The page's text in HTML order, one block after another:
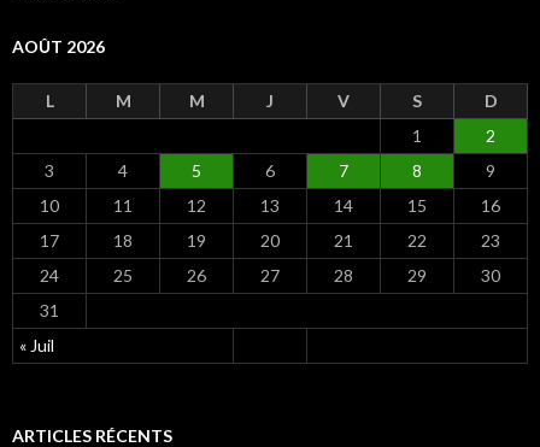
h
AOÛT 2026
L M M J V S D
« Juil
1
2
3
4 5 6 7 8
9
10
11 12 13 14 15
16
17
18 19 20 21 22
23
24
25 26 27 28 29
30
31
ARTICLES RÉCENTS